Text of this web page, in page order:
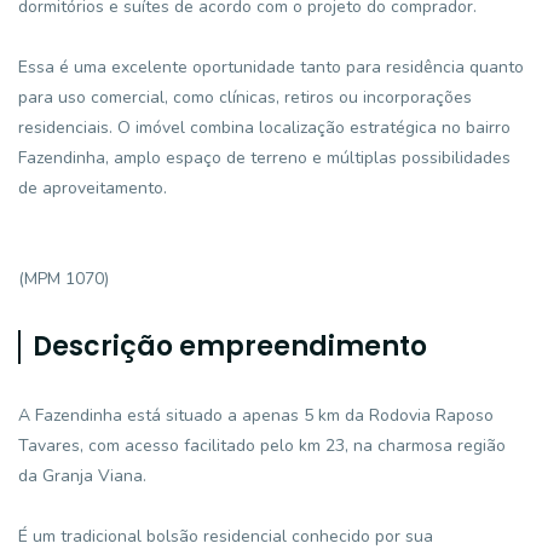
dormitórios e suítes de acordo com o projeto do comprador.
Essa é uma excelente oportunidade tanto para residência quanto
para uso comercial, como clínicas, retiros ou incorporações
residenciais. O imóvel combina localização estratégica no bairro
Fazendinha, amplo espaço de terreno e múltiplas possibilidades
de aproveitamento.
(MPM 1070)
Descrição empreendimento
A Fazendinha está situado a apenas 5 km da Rodovia Raposo
Tavares, com acesso facilitado pelo km 23, na charmosa região
da Granja Viana.
É um tradicional bolsão residencial conhecido por sua